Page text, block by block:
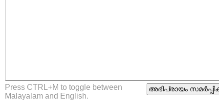
Press CTRL+M to toggle between
Malayalam and English.